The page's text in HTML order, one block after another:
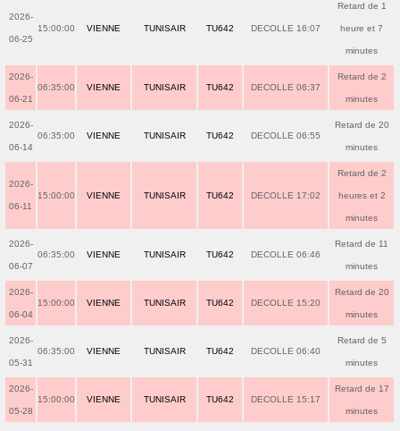
2026-
06-25
15:00:00 VIENNE TUNISAIR TU642 DECOLLE 16:07
Retard de 1
heure et 7
minutes
2026-
06-21
06:35:00 VIENNE TUNISAIR TU642 DECOLLE 06:37
Retard de 2
minutes
2026-
06-14
06:35:00 VIENNE TUNISAIR TU642 DECOLLE 06:55
Retard de 20
minutes
2026-
06-11
15:00:00 VIENNE TUNISAIR TU642 DECOLLE 17:02
Retard de 2
heures et 2
minutes
2026-
06-07
06:35:00 VIENNE TUNISAIR TU642 DECOLLE 06:46
Retard de 11
minutes
2026-
06-04
15:00:00 VIENNE TUNISAIR TU642 DECOLLE 15:20
Retard de 20
minutes
2026-
05-31
06:35:00 VIENNE TUNISAIR TU642 DECOLLE 06:40
Retard de 5
minutes
2026-
05-28
15:00:00 VIENNE TUNISAIR TU642 DECOLLE 15:17
Retard de 17
minutes